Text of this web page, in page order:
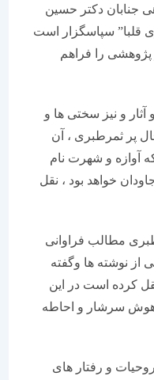
دکتر حسین
سپاسگزار است
را فراهم
نیز سختی ها و
، آن
و شهرت نام
خواهد بود ، نقل
مطالب فراوانی
ها وگفته
است در این
و احاطه
و رفتار های